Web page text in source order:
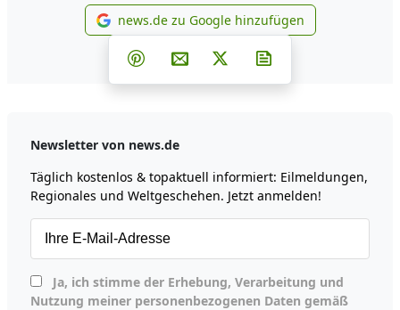
news.de zu Google
news.de zu Google hinzufügen
Teilen auf Facebook
Teilen auf Whatsapp
Teilen auf Telegram
Teilen auf Pinterest
Per E-Mail teilen
Post auf X
Newsletter von news.de
Täglich kostenlos & topaktuell informiert: Eilmeldungen,
Regionales und Weltgeschehen. Jetzt anmelden!
Nutzung meiner personenbezogenen Daten gemäß